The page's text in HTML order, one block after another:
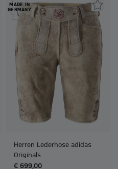
MADE IN
GERMANY
Herren Lederhose adidas
Originals
€ 699,00